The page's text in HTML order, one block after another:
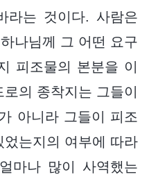
라는 것이다. 사람은
나님께 그 어떤 요구
피조물의 본분을 이
의 종착지는 그들이
아니라 그들이 피조
는지의 여부에 따라
마나 많이 사역했는